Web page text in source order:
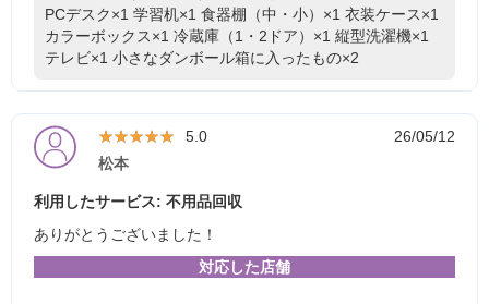
PCデスク×1 学習机×1 食器棚（中・小）×1 衣装ケース×1
カラーボックス×1 冷蔵庫（1・2ドア）×1 縦型洗濯機×1
テレビ×1 小さなダンボール箱に入ったもの×2
★★★★★
★★★★★ 5.0
26/05/12
松本
利用したサービス: 不用品回収
ありがとうございました！
対応した店舗